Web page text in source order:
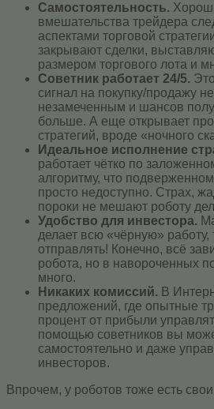
Самостоятельность.
вмешательства трейдера
аспектами торговой
закрывают сделки,
размером торгового лота и
Советник работает 24/5.
сигнал на покупку/продажу
незамеченным и шансов
больше. А еще открывает
стратегий, вроде «ночного
Идеальное исполнение
работает чётко по
алгоритму, что
просто недоступно. Страх,
пороки не мешают роботу
Удобство для инвестора.
делает всю «чёрную»
отправлять! Конечно, всё
робота, но в навороченных
много.
Никаких комиссий. В
предложений, где опытные
процент от прибыли
помощью советников вы
самостоятельно и даже
инвесторов.
Впрочем, у роботов тоже есть